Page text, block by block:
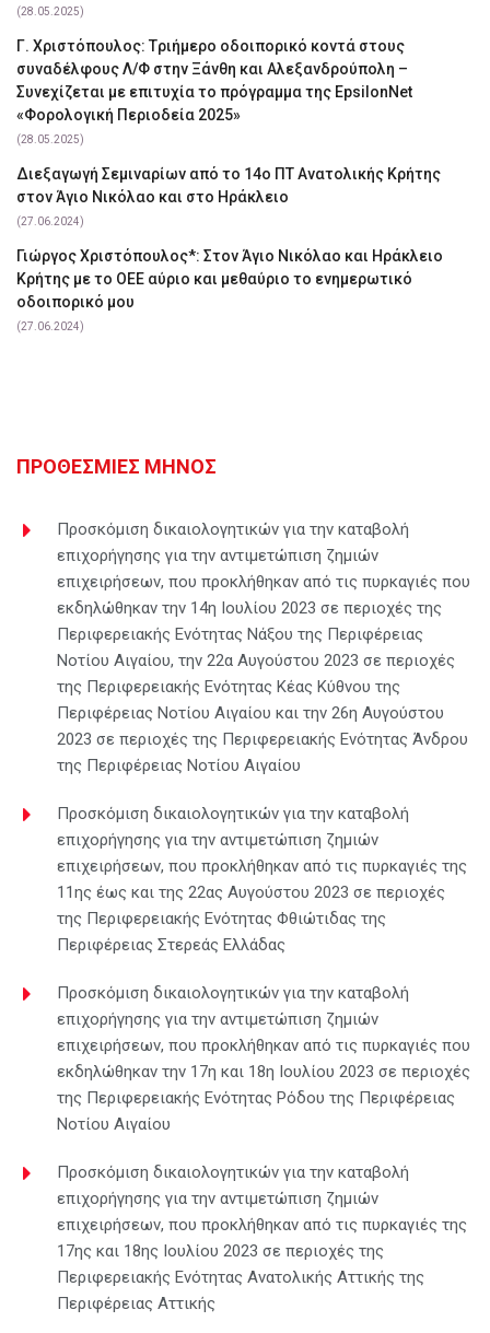
(28.05.2025)
Γ. Χριστόπουλος: Tριήμερο οδοιπορικό κοντά στους
συναδέλφους Λ/Φ στην Ξάνθη και Αλεξανδρούπολη –
Συνεχίζεται με επιτυχία το πρόγραμμα της EpsilonNet
«Φορολογική Περιοδεία 2025»
(28.05.2025)
Διεξαγωγή Σεμιναρίων από το 14ο ΠΤ Ανατολικής Κρήτης
στον Άγιο Νικόλαο και στο Ηράκλειο
(27.06.2024)
Γιώργος Χριστόπουλος*: Στον Άγιο Νικόλαο και Ηράκλειο
Κρήτης με το ΟΕΕ αύριο και μεθαύριο το ενημερωτικό
οδοιπορικό μου
(27.06.2024)
ΠΡΟΘΕΣΜΙΕΣ ΜΗΝΟΣ
Προσκόμιση δικαιολογητικών για την καταβολή
επιχορήγησης για την αντιμετώπιση ζημιών
επιχειρήσεων, που προκλήθηκαν από τις πυρκαγιές που
εκδηλώθηκαν την 14η Ιουλίου 2023 σε περιοχές της
Περιφερειακής Ενότητας Νάξου της Περιφέρειας
Νοτίου Αιγαίου, την 22α Αυγούστου 2023 σε περιοχές
της Περιφερειακής Ενότητας Κέας Κύθνου της
Περιφέρειας Νοτίου Αιγαίου και την 26η Αυγούστου
2023 σε περιοχές της Περιφερειακής Ενότητας Άνδρου
της Περιφέρειας Νοτίου Αιγαίου
Προσκόμιση δικαιολογητικών για την καταβολή
επιχορήγησης για την αντιμετώπιση ζημιών
επιχειρήσεων, που προκλήθηκαν από τις πυρκαγιές της
11ης έως και της 22ας Αυγούστου 2023 σε περιοχές
της Περιφερειακής Ενότητας Φθιώτιδας της
Περιφέρειας Στερεάς Ελλάδας
Προσκόμιση δικαιολογητικών για την καταβολή
επιχορήγησης για την αντιμετώπιση ζημιών
επιχειρήσεων, που προκλήθηκαν από τις πυρκαγιές που
εκδηλώθηκαν την 17η και 18η Ιουλίου 2023 σε περιοχές
της Περιφερειακής Ενότητας Ρόδου της Περιφέρειας
Νοτίου Αιγαίου
Προσκόμιση δικαιολογητικών για την καταβολή
επιχορήγησης για την αντιμετώπιση ζημιών
επιχειρήσεων, που προκλήθηκαν από τις πυρκαγιές της
17ης και 18ης Ιουλίου 2023 σε περιοχές της
Περιφερειακής Ενότητας Ανατολικής Αττικής της
Περιφέρειας Αττικής